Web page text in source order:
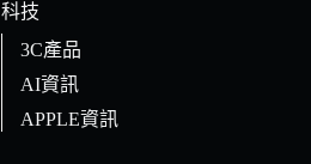
科技
3C產品
AI資訊
APPLE資訊